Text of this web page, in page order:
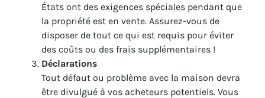
États ont des exigences spéciales pendant que
la propriété est en vente. Assurez-vous de
disposer de tout ce qui est requis pour éviter
des coûts ou des frais supplémentaires !
Déclarations
Tout défaut ou problème avec la maison devra
être divulgué à vos acheteurs potentiels. Vous